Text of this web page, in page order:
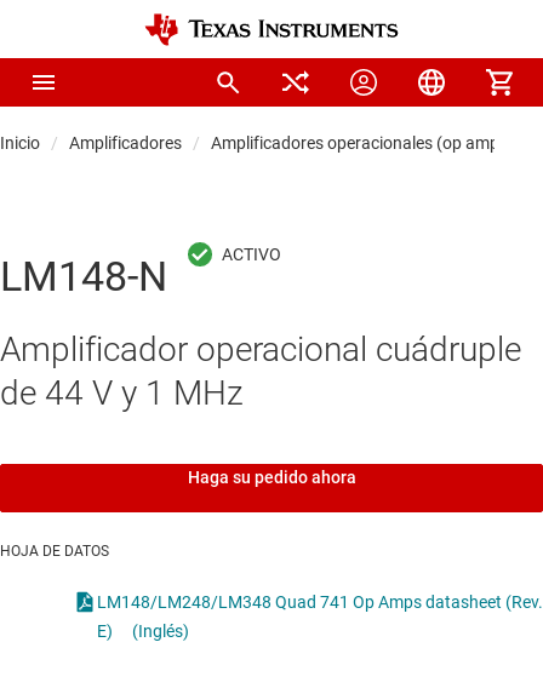
Inicio Amplificadores Amplificadores operacionales (op amps)
LM148-N
Amplificador operacional cuádruple
de 44 V y 1 MHz
Haga su pedido ahora
HOJA DE DATOS
LM148/LM248/LM348 Quad 741 Op Amps datasheet (Rev.
E)
(Inglés)